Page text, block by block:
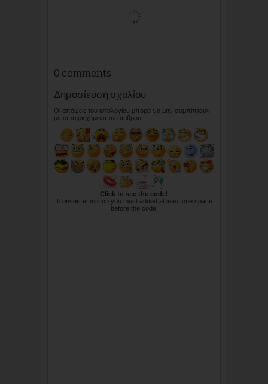
0 comments:
Δημοσίευση σχολίου
Οι απόψεις του ιστολογίου μπορεί να μην συμπίπτουν
με τα περιεχόμενα του άρθρου
Click to see the code!
To insert emoticon you must added at least one space
before the code.